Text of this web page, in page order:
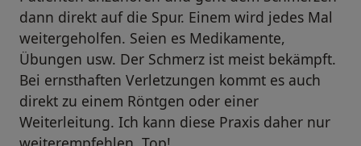
dann direkt auf die Spur. Einem wird jedes Mal
weitergeholfen. Seien es Medikamente,
Übungen usw. Der Schmerz ist meist bekämpft.
Bei ernsthaften Verletzungen kommt es auch
direkt zu einem Röntgen oder einer
Weiterleitung. Ich kann diese Praxis daher nur